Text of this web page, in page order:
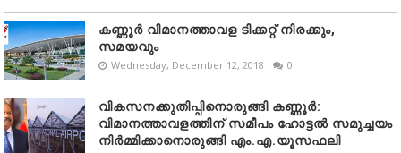
കണ്ണൂർ വിമാനത്താവള ടിക്കറ്റ് നിരക്കും,
സമയവും
Wednesday, December 12, 2018 0
വികസനക്കുതിപ്പിനൊരുങ്ങി കണ്ണൂർ:
വിമാനത്താവളത്തിന് സമീപം ഹോട്ടൽ സമുച്ചയം
നിർമ്മിക്കാനൊരുങ്ങി എം.എ.യൂസഫലി